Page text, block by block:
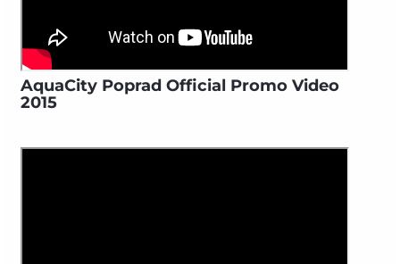
AquaCity Poprad Official Promo Video
2015